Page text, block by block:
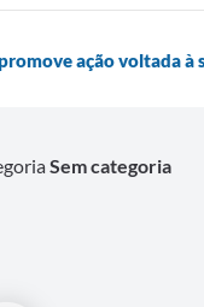
ação voltada à
Sem categoria